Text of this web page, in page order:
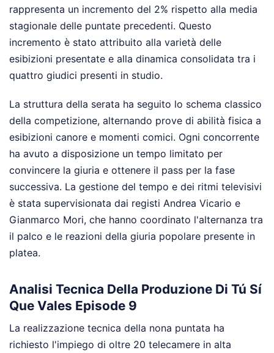
rappresenta un incremento del 2% rispetto alla media
stagionale delle puntate precedenti. Questo
incremento è stato attribuito alla varietà delle
esibizioni presentate e alla dinamica consolidata tra i
quattro giudici presenti in studio.
La struttura della serata ha seguito lo schema classico
della competizione, alternando prove di abilità fisica a
esibizioni canore e momenti comici. Ogni concorrente
ha avuto a disposizione un tempo limitato per
convincere la giuria e ottenere il pass per la fase
successiva. La gestione del tempo e dei ritmi televisivi
è stata supervisionata dai registi Andrea Vicario e
Gianmarco Mori, che hanno coordinato l'alternanza tra
il palco e le reazioni della giuria popolare presente in
platea.
Analisi Tecnica Della Produzione Di Tú Sí
Que Vales Episode 9
La realizzazione tecnica della nona puntata ha
richiesto l'impiego di oltre 20 telecamere in alta